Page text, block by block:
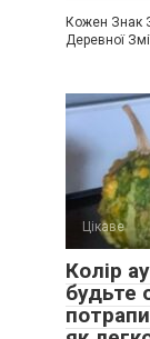
Кожен Знак
Деревної
Цікаве
Колір
будьте